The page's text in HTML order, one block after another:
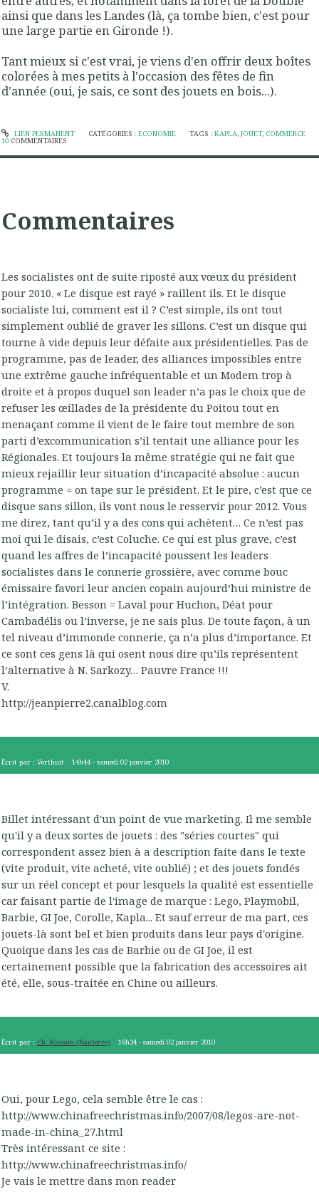
ainsi que dans les Landes (là, ça tombe bien, c'est pour
une large partie en Gironde !).
Tant mieux si c'est vrai, je viens d'en offrir deux boîtes
colorées à mes petits à l'occasion des fêtes de fin
d'année (oui, je sais, ce sont des jouets en bois...).
LIEN PERMANENT CATÉGORIES : ECONOMIE TAGS :KAPLA,JOUET, COMMERCE
10 COMMENTAIRES
Commentaires
Les socialistes ont de suite riposté aux vœux du président
pour 2010. « Le disque est rayé » raillent ils. Et le disque
socialiste lui, comment est il ? C’est simple, ils ont tout
simplement oublié de graver les sillons. C’est un disque qui
tourne à vide depuis leur défaite aux présidentielles. Pas de
programme, pas de leader, des alliances impossibles entre
une extrême gauche infréquentable et un Modem trop à
droite et à propos duquel son leader n’a pas le choix que de
refuser les œillades de la présidente du Poitou tout en
menaçant comme il vient de le faire tout membre de son
parti d’excommunication s’il tentait une alliance pour les
Régionales. Et toujours la même stratégie qui ne fait que
mieux rejaillir leur situation d’incapacité absolue : aucun
programme = on tape sur le président. Et le pire, c’est que ce
disque sans sillon, ils vont nous le resservir pour 2012. Vous
me direz, tant qu’il y a des cons qui achètent… Ce n’est pas
moi qui le disais, c’est Coluche. Ce qui est plus grave, c’est
quand les affres de l’incapacité poussent les leaders
socialistes dans le connerie grossière, avec comme bouc
émissaire favori leur ancien copain aujourd’hui ministre de
l’intégration. Besson = Laval pour Huchon, Déat pour
Cambadélis ou l’inverse, je ne sais plus. De toute façon, à un
tel niveau d’immonde connerie, ça n’a plus d’importance. Et
ce sont ces gens là qui osent nous dire qu’ils représentent
l’alternative à N. Sarkozy… Pauvre France !!!
V.
http://jeanpierre2.canalblog.com
Écrit par : Verthuit 14h44 -samedi 02 janvier 2010
Billet intéressant d'un point de vue marketing. Il me semble
qu'il y a deux sortes de jouets : des "séries courtes" qui
correspondent assez bien à a description faite dans le texte
(vite produit, vite acheté, vite oublié) ; et des jouets fondés
sur un réel concept et pour lesquels la qualité est essentielle
car faisant partie de l'image de marque : Lego, Playmobil,
Barbie, GI Joe, Corolle, Kapla... Et sauf erreur de ma part, ces
jouets-là sont bel et bien produits dans leur pays d'origine.
Quoique dans les cas de Barbie ou de GI Joe, il est
certainement possible que la fabrication des accessoires ait
été, elle, sous-traitée en Chine ou ailleurs.
Écrit par : Ch. Romain (Nanterre) 16h34 -samedi 02 janvier 2010
Oui, pour Lego, cela semble être le cas :
http://www.chinafreechristmas.info/2007/08/legos-are-not-
made-in-china_27.html
Très intéressant ce site :
http://www.chinafreechristmas.info/
Je vais le mettre dans mon reader